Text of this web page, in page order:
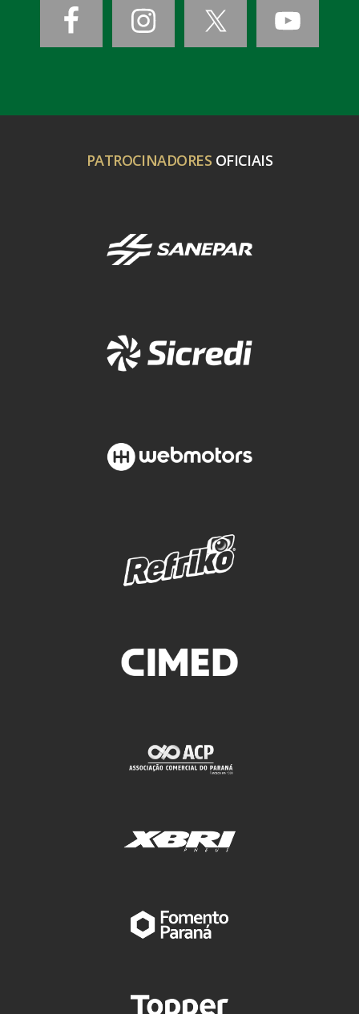
PATROCINADORES OFICIAIS